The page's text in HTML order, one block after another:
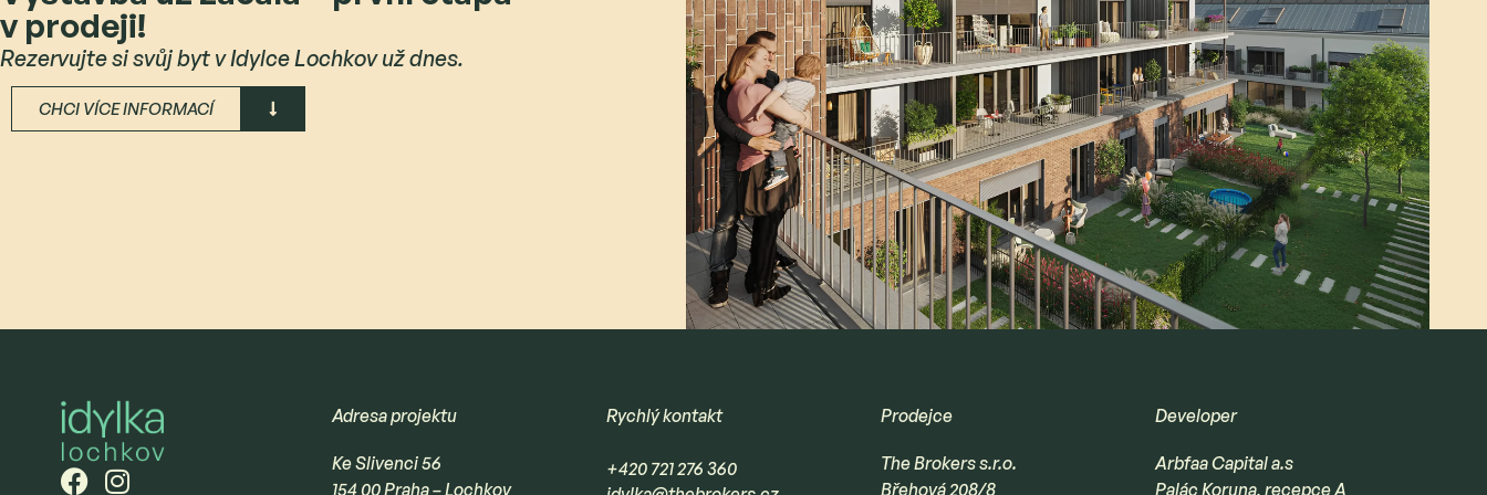
v prodeji!
Rezervujte si svůj byt v Idylce Lochkov už dnes.
CHCI VÍCE INFORMACÍ
Adresa projektu
Ke Slivenci 56
154 00 Praha – Lochkov
Rychlý kontakt
+420 721 276 360
Prodejce
The Brokers s.r.o.
Břehová 208/8
Developer
Arbfaa Capital a.s
Palác Koruna, recepce A